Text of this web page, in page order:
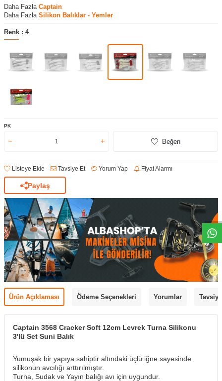
Daha Fazla Captain
Daha Fazla Silikon Balıklar - Yemler
Renk : 4
PK
Beğen
Listeye Ekle Tavsiye Et Yorum Yap Fiyat Alarmı
Paylaş
Ürün Açıklaması Ödeme Seçenekleri Yorumlar
Captain 3568 Cracker Soft 12cm Levrek Turna Silikonu
3'lü Set Suni Balık
Yumuşak bir yapıya sahiptir altındaki üçlü iğne sayesinde
silikonun avcılığı arttırılmıştır.
Turna, Sudak ve Yayın balığı avı için uygundur.